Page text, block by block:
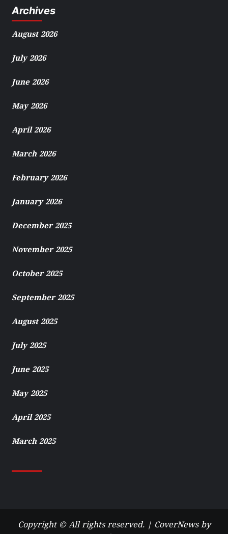
Archives
August 2026
July 2026
June 2026
May 2026
April 2026
March 2026
February 2026
January 2026
December 2025
November 2025
October 2025
September 2025
August 2025
July 2025
June 2025
May 2025
April 2025
March 2025
Copyright © All rights reserved. | CoverNewsby